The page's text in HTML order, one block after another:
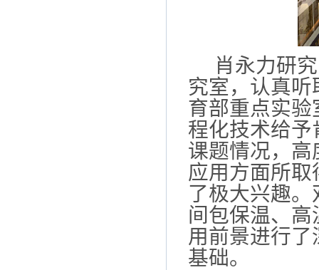
肖永力研
究室，认真
育部重点实
程化技术给
课题情况，
应用方面所
了极大兴趣
间包保温、
用前景进行
基础。